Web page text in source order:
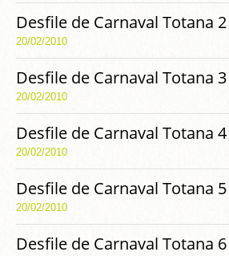
Desfile de Carnaval Totana 2
20/02/2010
Desfile de Carnaval Totana 3
20/02/2010
Desfile de Carnaval Totana 4
20/02/2010
Desfile de Carnaval Totana 5
20/02/2010
Desfile de Carnaval Totana 6